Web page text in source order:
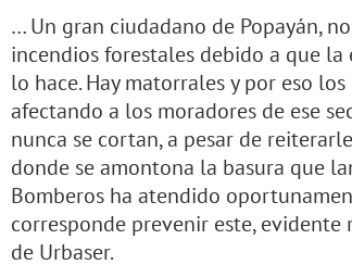
… Un gran ciudadano de Popayán,
incendios forestales debido a que
lo hace. Hay matorrales y por eso
afectando a los moradores de ese
nunca se cortan, a pesar de
donde se amontona la basura que
Bomberos ha atendido
corresponde prevenir este, evidente
de Urbaser.